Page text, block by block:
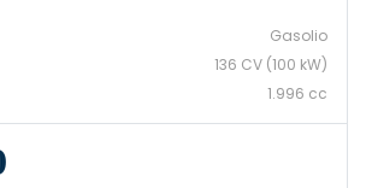
Gasolio
136 CV (100 kW)
1.996 cc